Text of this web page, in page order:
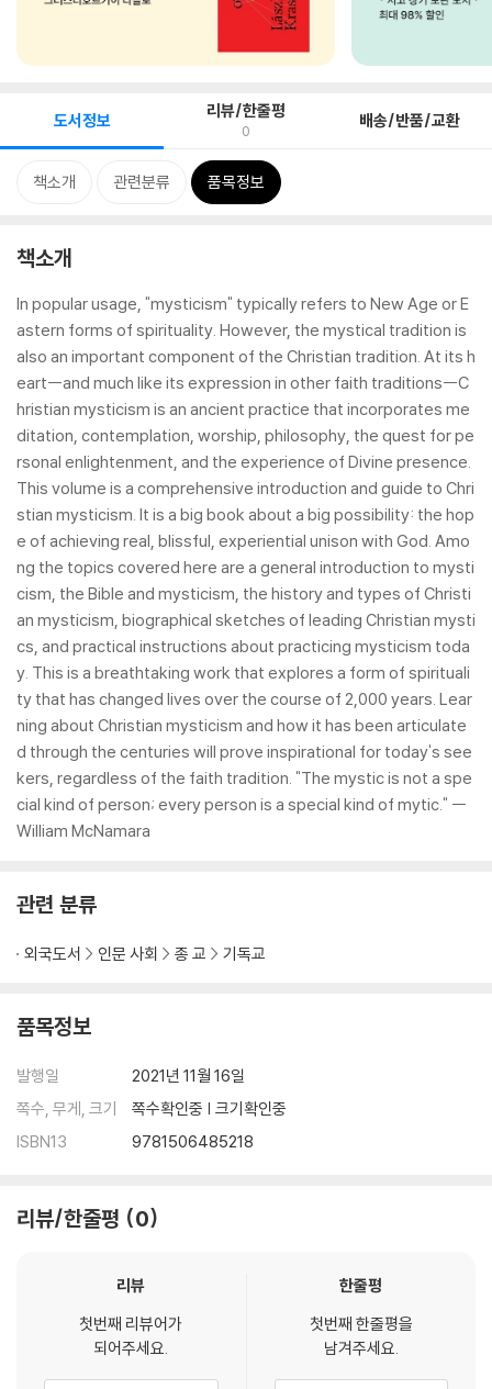
도서정보 리뷰/한줄평
0 배송/반품/교환
책소개 관련분류 품목정보
책소개
In popular usage, "mysticism" typically refers to New Age or E
astern forms of spirituality. However, the mystical tradition is
also an important component of the Christian tradition. At its h
eart--and much like its expression in other faith traditions--C
hristian mysticism is an ancient practice that incorporates me
ditation, contemplation, worship, philosophy, the quest for pe
rsonal enlightenment, and the experience of Divine presence.
This volume is a comprehensive introduction and guide to Chri
stian mysticism. It is a big book about a big possibility: the hop
e of achieving real, blissful, experiential unison with God. Amo
ng the topics covered here are a general introduction to mysti
cism, the Bible and mysticism, the history and types of Christi
an mysticism, biographical sketches of leading Christian mysti
cs, and practical instructions about practicing mysticism toda
y. This is a breathtaking work that explores a form of spirituali
ty that has changed lives over the course of 2,000 years. Lear
ning about Christian mysticism and how it has been articulate
d through the centuries will prove inspirational for today's see
kers, regardless of the faith tradition. "The mystic is not a spe
cial kind of person; every person is a special kind of mytic." --
William McNamara
관련 분류
외국도서 인문 사회 종 교 기독교
품목정보
발행일
2021년 11월 16일
쪽수, 무게, 크기
쪽수확인중 | 크기확인중
ISBN13
9781506485218
리뷰/한줄평 0
리뷰
첫번째 리뷰어가
되어주세요.
한줄평
첫번째 한줄평을
남겨주세요.